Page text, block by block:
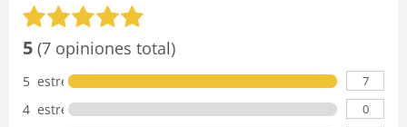
5 (7 opiniones total)
5 estrellas 7
4 estrellas 0